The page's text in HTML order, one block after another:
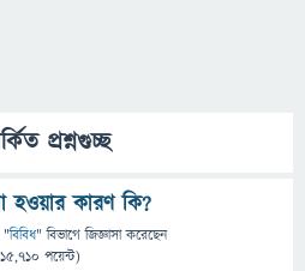
প্রশ্নগুচ্ছ
হওয়ার কারণ কি?
"বিবিধ" বিভাগে জিজ্ঞাসাকরেছেন
15,710 পয়েন্ট)